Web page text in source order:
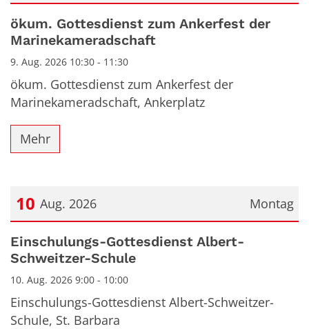
Datum: 9. August 2026
ökum. Gottesdienst zum Ankerfest der
Marinekameradschaft
9. Aug. 2026 10:30 - 11:30
ökum. Gottesdienst zum Ankerfest der
Marinekameradschaft, Ankerplatz
Mehr
Montag
10 Aug. 2026
Datum: 10. August 2026
Einschulungs-Gottesdienst Albert-
Schweitzer-Schule
10. Aug. 2026 9:00 - 10:00
Einschulungs-Gottesdienst Albert-Schweitzer-
Schule, St. Barbara